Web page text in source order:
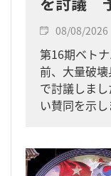
08/08/2026
第16期ベト
前、大量破
で討議しま
い賛同を示し